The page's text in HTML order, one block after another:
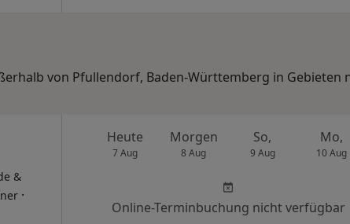
von Pfullendorf, Baden-Württemberg in Gebieten
&
·
Heute
7 Aug
Morgen
8 Aug
So,
9 Aug
Mo,
10 Aug
Online-Terminbuchung nicht verfügbar